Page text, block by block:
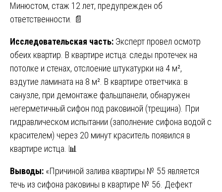
Минюстом, стаж 12 лет, предупрежден об
ответственности. 📄
Исследовательская часть: Эксперт провел осмотр
обеих квартир. В квартире истца: следы протечек на
потолке и стенах, отслоение штукатурки на 4 м²,
вздутие ламината на 8 м². В квартире ответчика: в
санузле, при демонтаже фальшпанели, обнаружен
негерметичный сифон под раковиной (трещина). При
гидравлическом испытании (заполнение сифона водой с
красителем) через 20 минут краситель появился в
квартире истца. 📊
Выводы: «Причиной залива квартиры № 55 является
течь из сифона раковины в квартире № 56. Дефект